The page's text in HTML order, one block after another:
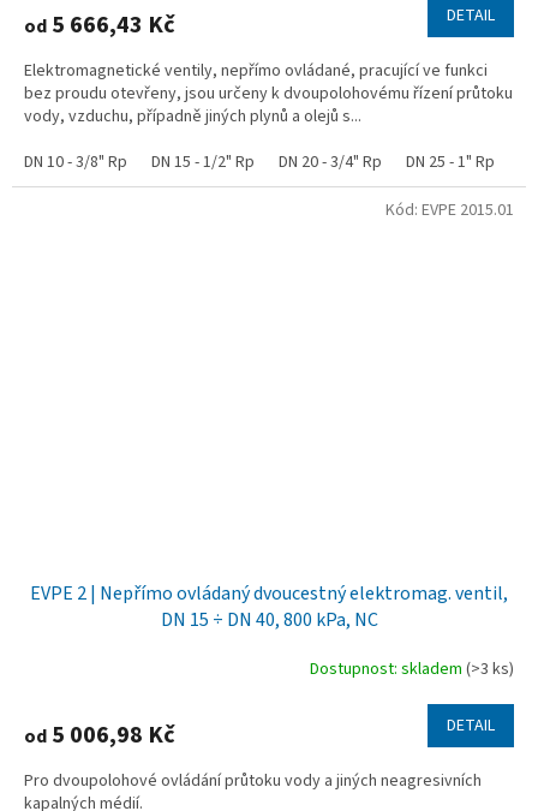
od 5 666,43 Kč DETAIL
Elektromagnetické ventily, nepřímo ovládané, pracující ve funkci
bez proudu otevřeny, jsou určeny k dvoupolohovému řízení průtoku
vody, vzduchu, případně jiných plynů a olejů s...
DN 10 - 3/8" Rp
DN 15 - 1/2" Rp DN 20 - 3/4" Rp DN 25 - 1" Rp
EVPE 2 | Nepřímo ovládaný dvoucestný elektromag. ventil,
DN 15 ÷ DN 40, 800 kPa, NC
Dostupnost: skladem (>3 ks)
od 5 006,98 Kč DETAIL
Pro dvoupolohové ovládání průtoku vody a jiných neagresivních
kapalných médií.
Kód: EVPE 2015.01